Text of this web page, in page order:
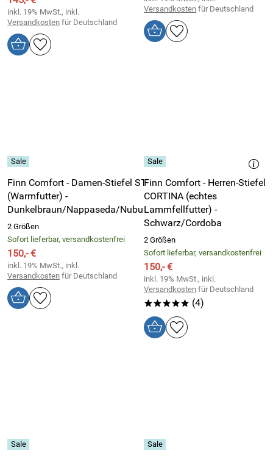
inkl. 19% MwSt., inkl.
Versandkosten für Deutschland
Versandkosten für Deutschland
Finn Comfort - Damen-Stiefel STERZING
(Warmfutter) -
Dunkelbraun/Nappaseda/Nubuk/Santos
2 Größen
Sofort lieferbar, versandkostenfrei
150,- €
inkl. 19% MwSt., inkl.
Versandkosten für Deutschland
Finn Comfort - Herren-Stiefel
CORTINA (echtes
Lammfellfutter) -
Schwarz/Cordoba
2 Größen
Sofort lieferbar, versandkostenfrei
150,- €
inkl. 19% MwSt., inkl.
Versandkosten für Deutschland
***** (4)